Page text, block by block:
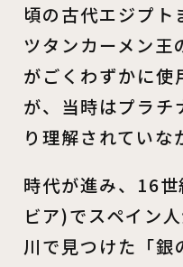
頃の古代エジプト
ツタンカーメン王
がごくわずかに使
が、当時はプラチ
り理解されていな
時代が進み、16
ビア)でスペイン
川で見つけた「銀